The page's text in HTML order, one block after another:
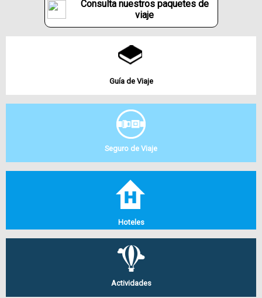
Consulta nuestros paquetes de
viaje
Guía de Viaje
Seguro de Viaje
Hoteles
Actividades